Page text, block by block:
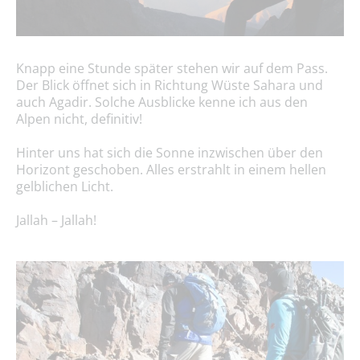
Knapp eine Stunde später stehen wir auf dem Pass.
Der Blick öffnet sich in Richtung Wüste Sahara und
auch Agadir. Solche Ausblicke kenne ich aus den
Alpen nicht, definitiv!
Hinter uns hat sich die Sonne inzwischen über den
Horizont geschoben. Alles erstrahlt in einem hellen
gelblichen Licht.
Jallah – Jallah!